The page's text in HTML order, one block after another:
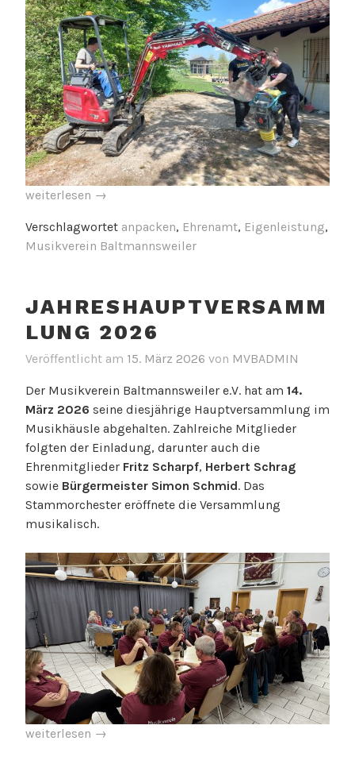
„Tatkräftiger
rund
ums
weiterlesen →
Verschlagwortet anpacken, Ehrenamt, Eigenleistung,
Musikverein Baltmannsweiler
JAHRESHAUPTVERSAMM
LUNG 2026
Veröffentlicht am 15. März 2026 von MVBADMIN
Der Musikverein Baltmannsweiler e.V. hat am 14.
März 2026 seine diesjährige Hauptversammlung im
Musikhäusle abgehalten. Zahlreiche Mitglieder
folgten der Einladung, darunter auch die
Ehrenmitglieder Fritz Scharpf, Herbert Schrag
sowie Bürgermeister Simon Schmid. Das
Stammorchester eröffnete die Versammlung
musikalisch.
„Jahreshauptversammlung
weiterlesen →